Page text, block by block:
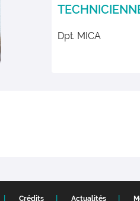
Dpt. MICA
Crédits Actualités